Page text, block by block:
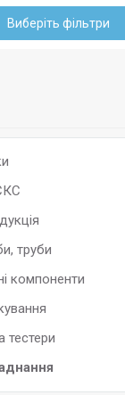
Виберіть фільтри
труби
компоненти
тестери